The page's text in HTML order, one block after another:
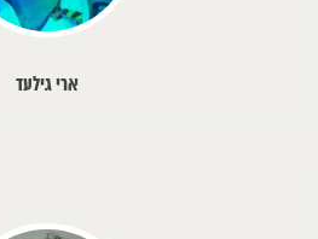
ארי גילעד